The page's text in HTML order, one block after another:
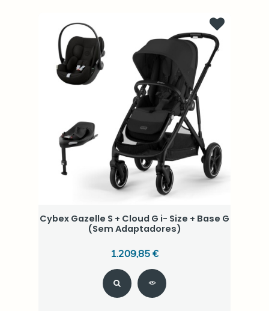
Cybex Gazelle S + Cloud G i- Size + Base G
(Sem Adaptadores)
1.209,85 €